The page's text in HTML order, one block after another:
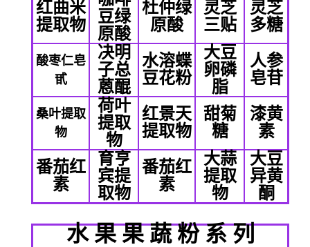
红曲米
提取物
豆绿
原酸
杜仲绿
原酸
灵芝
三贴
灵芝
多糖
酸枣仁皂
甙
决明
子总
蒽醌
水溶蝶
豆花粉
大豆
卵磷
脂
人参
皂苷
桑叶提取
物
荷叶
提取
物
红景天
提取物
甜菊
糖
漆黄
素
番茄红
素
育亨
宾提
取物
番茄红
素
大蒜
提取
物
大豆
异黄
酮
水果果蔬粉系列